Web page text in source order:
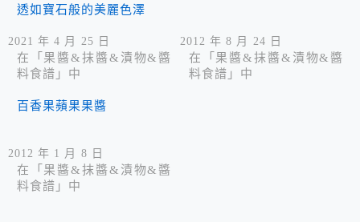
透如寶石般的美麗色澤
2021 年 4 月 25 日
在「果醬&抹醬&漬物&醬
料食譜」中
2012 年 8 月 24 日
在「果醬&抹醬&漬物&醬
料食譜」中
百香果蘋果果醬
2012 年 1 月 8 日
在「果醬&抹醬&漬物&醬
料食譜」中